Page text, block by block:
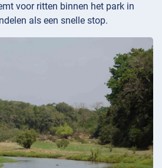
voor ritten binnen het park in
als een snelle stop.